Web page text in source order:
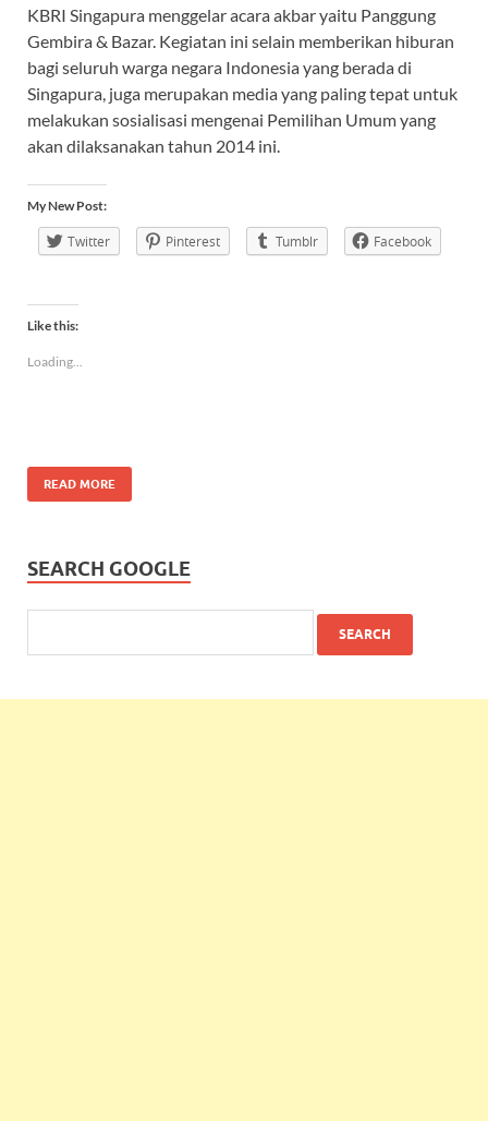
KBRI Singapura menggelar acara akbar yaitu Panggung
Gembira & Bazar. Kegiatan ini selain memberikan hiburan
bagi seluruh warga negara Indonesia yang berada di
Singapura, juga merupakan media yang paling tepat untuk
melakukan sosialisasi mengenai Pemilihan Umum yang
akan dilaksanakan tahun 2014 ini.
My New Post:
Twitter Pinterest Tumblr Facebook
Like this:
Loading...
READ MORE
SEARCH GOOGLE